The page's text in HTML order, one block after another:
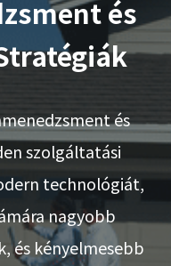
és
és
szolgáltatási
technológiát,
nagyobb
és kényelmesebb